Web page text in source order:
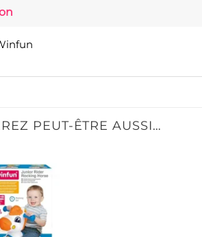
PEUT-ÊTRE AUSSI…